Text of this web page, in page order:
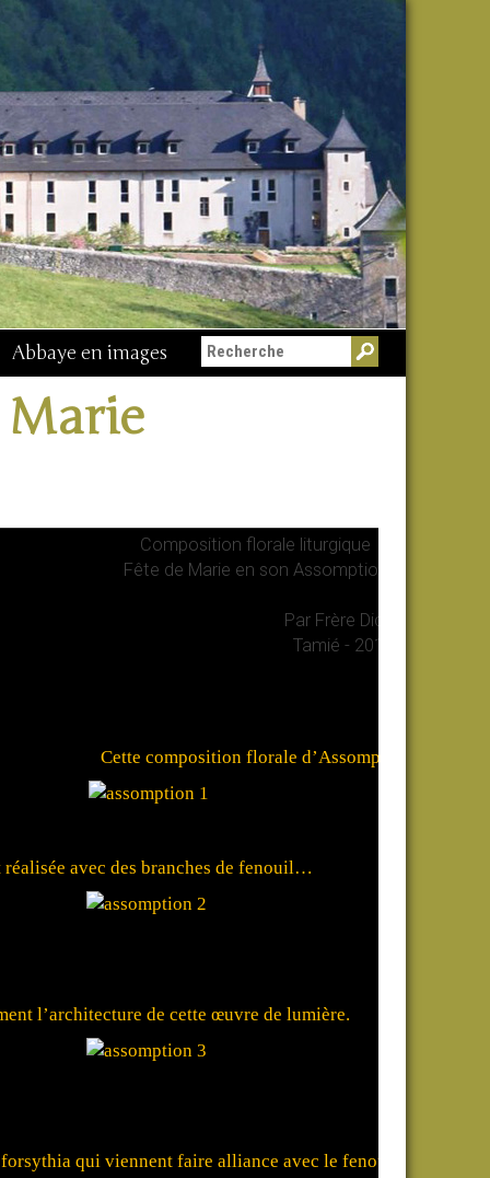
Abbaye en images
Marie
Composition florale liturgique
Fête de Marie en son Assomption
Par Frère Didier
Tamié - 2011
Cette composition florale d’Assomption
réalisée avec des branches de fenouil…
l’architecture de cette œuvre de lumière.
forsythia qui viennent faire alliance avec le fenouil…